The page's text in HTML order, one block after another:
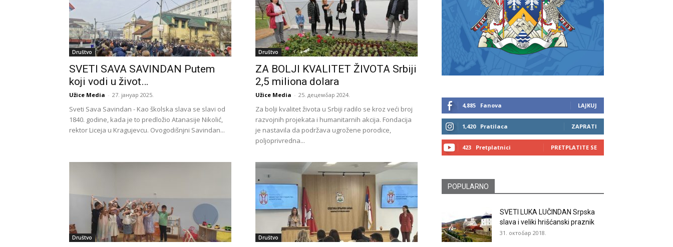
Društvo
SVETI SAVA SAVINDAN Putem
koji vodi u život…
Užice Media - 27. јануар 2025.
Sveti Sava Savindan - Kao školska slava se slavi od
1840. godine, kada je to predložio Atanasije Nikolić,
rektor Liceja u Kragujevcu. Ovogodišnjni Savindan...
Društvo
ZA BOLJI KVALITET ŽIVOTA Srbiji
2,5 miliona dolara
Užice Media - 25. децембар 2024.
Za bolji kvalitet života u Srbiji radilo se kroz veći broj
razvojnih projekata i humanitarnih akcija. Fondacija
je nastavila da podržava ugrožene porodice,
poljoprivredna...
Društvo Društvo
4,885 Fanova LAJKUJ
1,420 Pratilaca ZAPRATI
423 Pretplatnici PRETPLATITE SE
POPULARNO
SVETI LUKA LUČINDAN Srpska
slava i veliki hrišćanski praznik
31. октобар 2018.